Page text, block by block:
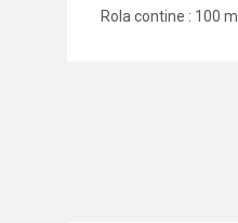
Rola contine : 100 m